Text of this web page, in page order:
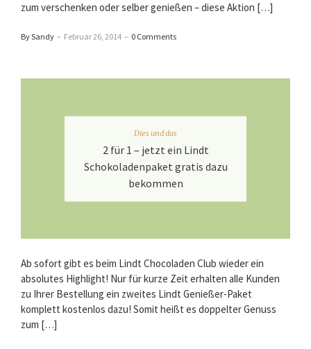
zum verschenken oder selber genießen – diese Aktion […]
By Sandy – Februar 26, 2014 – 0 Comments
Dies und das
2 für 1 – jetzt ein Lindt
Schokoladenpaket gratis dazu
bekommen
Ab sofort gibt es beim Lindt Chocoladen Club wieder ein
absolutes Highlight! Nur für kurze Zeit erhalten alle Kunden
zu Ihrer Bestellung ein zweites Lindt Genießer-Paket
komplett kostenlos dazu! Somit heißt es doppelter Genuss
zum […]